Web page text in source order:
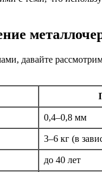
давайте
0,4–0,8 мм
3–6 кг (в
до 40 лет